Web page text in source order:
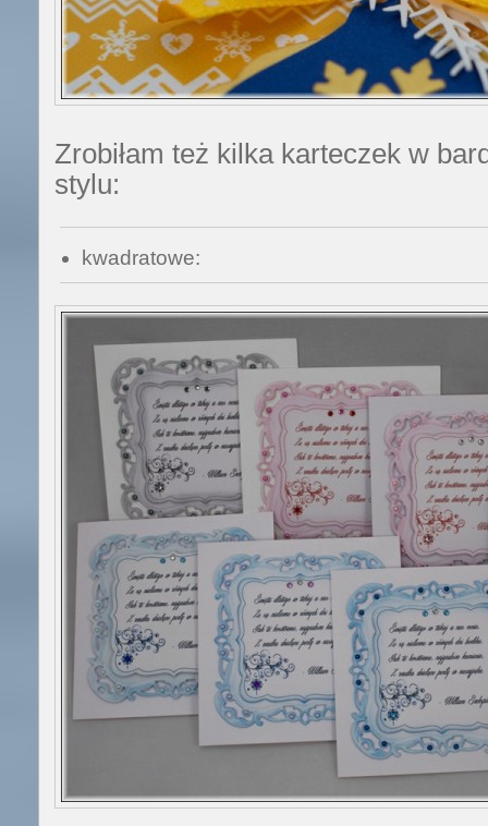
Zrobiłam też kilka karteczek w
stylu:
kwadratowe: